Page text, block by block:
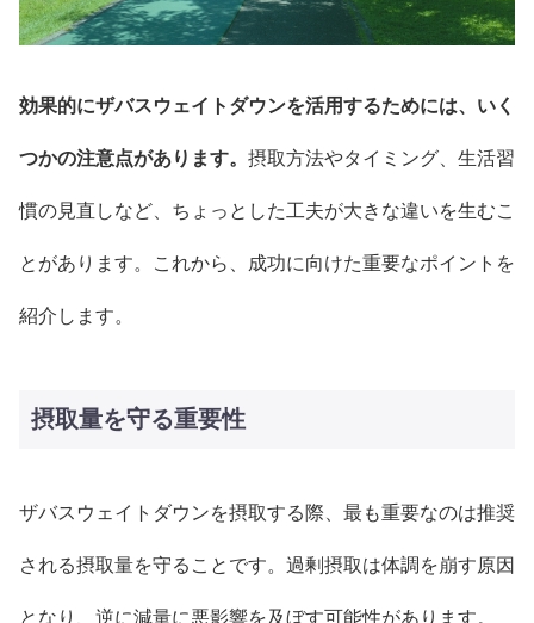
効果的にザバスウェイトダウンを活用するためには、いく
つかの注意点があります。 摂取方法やタイミング、生活習
慣の見直しなど、ちょっとした工夫が大きな違いを生むこ
とがあります。これから、成功に向けた重要なポイントを
紹介します。
摂取量を守る重要性
ザバスウェイトダウンを摂取する際、最も重要なのは推奨
される摂取量を守ることです。過剰摂取は体調を崩す原因
となり、逆に減量に悪影響を及ぼす可能性があります。